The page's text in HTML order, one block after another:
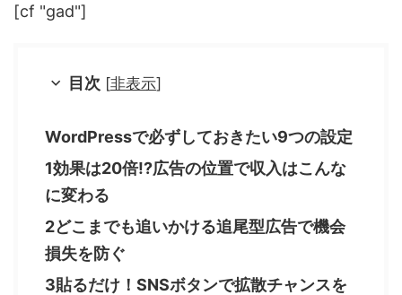
[cf "gad"]
目次 [非表示]
WordPressで必ずしておきたい9つの設定
1効果は20倍!?広告の位置で収入はこんな
に変わる
2どこまでも追いかける追尾型広告で機会
損失を防ぐ
3貼るだけ！SNSボタンで拡散チャンスを